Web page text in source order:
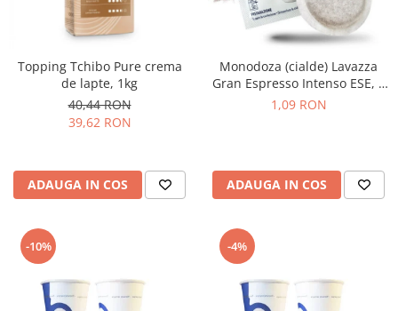
Topping Tchibo Pure crema
de lapte, 1kg
40,44 RON
39,62 RON
ADAUGA IN COS
Monodoza (cialde) Lavazza
Gran Espresso Intenso ESE, 1
buc
1,09 RON
ADAUGA IN COS
-10% -4%